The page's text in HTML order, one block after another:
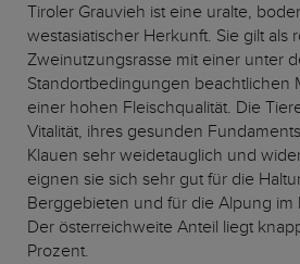
Tiroler Grauvieh ist eine uralte,
westasiatischer Herkunft. Sie gilt als
Zweinutzungsrasse mit einer unter
Standortbedingungen beachtlichen
einer hohen Fleischqualität. Die
Vitalität, ihres gesunden
Klauen sehr weidetauglich und
eignen sie sich sehr gut für die
Berggebieten und für die Alpung
Der österreichweite Anteil liegt
Prozent.